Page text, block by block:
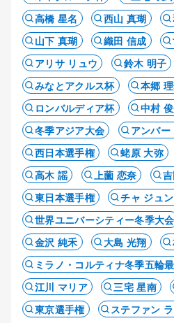
高橋 星名
西山 真瑚
山下 真瑚
織田 信成
アリサ リュウ
鈴木 明子
みなとアクルス杯
本郷
ロンバルディア杯
中村
冬季アジア大会
アンバー
西日本選手権
蛯原 大弥
高木 謡
上薗 恋奈
東日本選手権
チャ ジュ
世界ユニバーシティー冬季大会
金沢 純禾
大島 光翔
ミラノ・コルティナ冬季五輪
江川 マリア
三宅 星南
東京選手権
ステファン